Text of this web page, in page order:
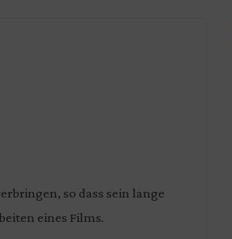
so dass sein lange
eines Films.